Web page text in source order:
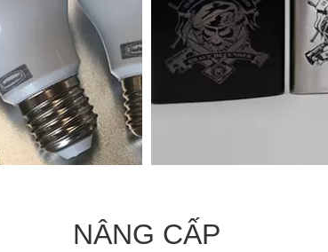
NÂNG CẤP